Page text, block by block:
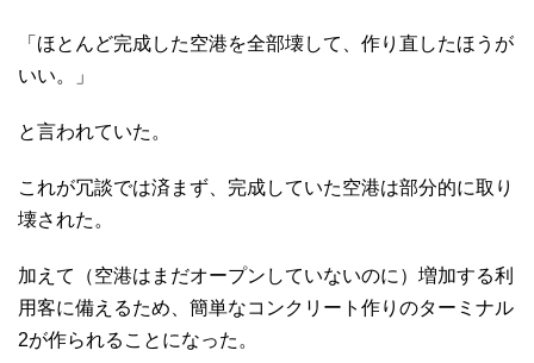
「ほとんど完成した空港を全部壊して、作り直したほうが
いい。」
と言われていた。
これが冗談では済まず、完成していた空港は部分的に取り
壊された。
加えて（空港はまだオープンしていないのに）増加する利
用客に備えるため、簡単なコンクリート作りのターミナル
2が作られることになった。